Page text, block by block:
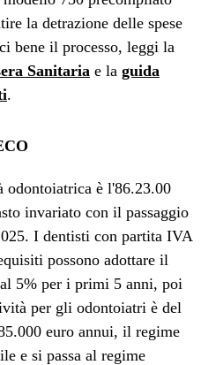
la detrazione delle spese
bene il processo, leggi la
Sanitaria e la guida
.
è l'86.23.00
invariato con il passaggio
I dentisti con partita IVA
possono adottare il
5% per i primi 5 anni, poi
per gli odontoiatri è del
euro annui, il regime
e si passa al regime